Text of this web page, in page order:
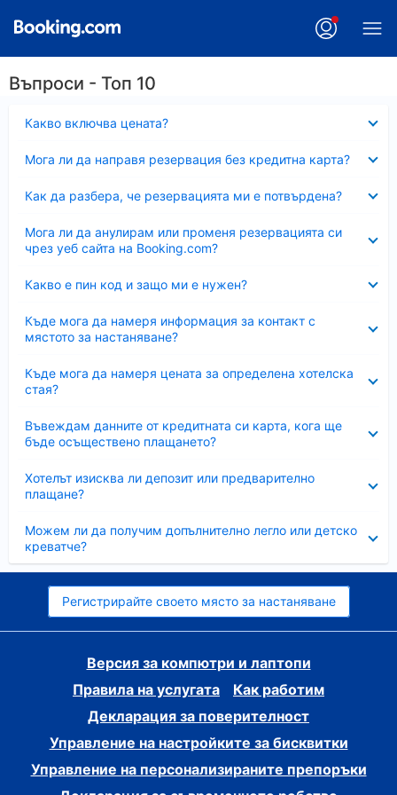
Въпроси - Топ 10
Какво включва цената?
Мога ли да направя резервация без кредитна карта?
Как да разбера, че резервацията ми е потвърдена?
Мога ли да анулирам или променя резервацията си
чрез уеб сайта на Booking.com?
Какво е пин код и защо ми е нужен?
Къде мога да намеря информация за контакт с
мястото за настаняване?
Къде мога да намеря цената за определена хотелска
стая?
Въвеждам данните от кредитната си карта, кога ще
бъде осъществено плащането?
Хотелът изисква ли депозит или предварително
плащане?
Можем ли да получим допълнително легло или детско
креватче?
Регистрирайте своето място за настаняване
Версия за компютри и лаптопи
Правила на услугата
Как работим
Декларация за поверителност
Управление на настройките за бисквитки
Управление на персонализираните препоръки